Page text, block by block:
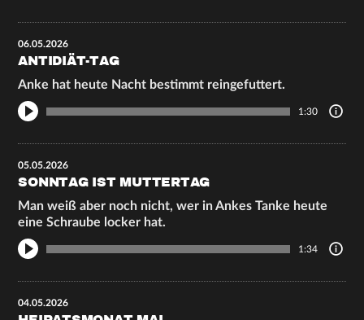
06.05.2026
ANTIDIÄT-TAG
Anke hat heute Nacht bestimmt reingefuttert.
1:30
05.05.2026
SONNTAG IST MUTTERTAG
Man weiß aber noch nicht, wer in Ankes Tanke heute
eine Schraube locker hat.
1:34
04.05.2026